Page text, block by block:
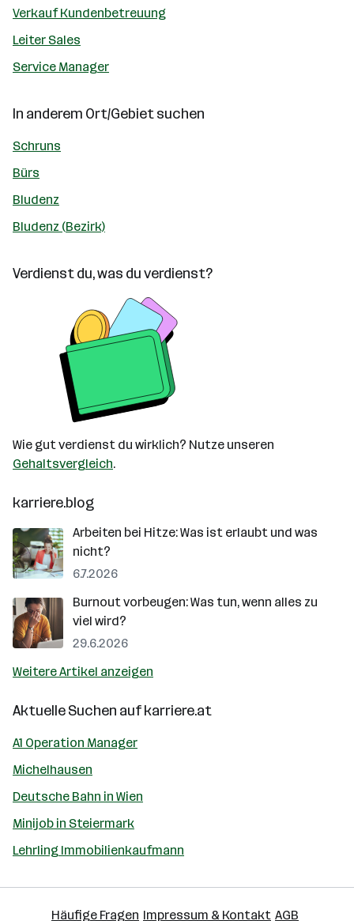
Verkauf Kundenbetreuung
Leiter Sales
Service Manager
In anderem Ort/Gebiet suchen
Schruns
Bürs
Bludenz
Bludenz (Bezirk)
Verdienst du, was du verdienst?
Wie gut verdienst du wirklich? Nutze unseren
Gehaltsvergleich.
karriere.blog
Arbeiten bei Hitze: Was ist erlaubt und was
nicht?
6.7.2026
Burnout vorbeugen: Was tun, wenn alles zu
viel wird?
29.6.2026
Weitere Artikel anzeigen
Aktuelle Suchen aufkarriere.at
A1 Operation Manager
Michelhausen
Deutsche Bahn in Wien
Minijob in Steiermark
Lehrling Immobilienkaufmann
Häufige Fragen Impressum & Kontakt AGB